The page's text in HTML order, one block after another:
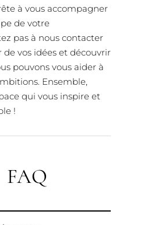
à vous accompagner
de votre
pas à nous contacter
de vos idées et découvrir
pouvons vous aider à
Ensemble,
qui vous inspire et
!
FAQ